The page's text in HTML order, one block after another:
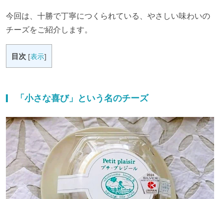
今回は、十勝で丁寧につくられている、やさしい味わいの
チーズをご紹介します。
目次 [表示]
「小さな喜び」という名のチーズ